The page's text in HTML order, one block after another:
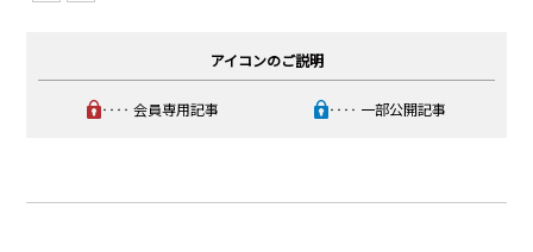
アイコンのご説明
‥‥ 会員専用記事 ‥‥ 一部公開記事